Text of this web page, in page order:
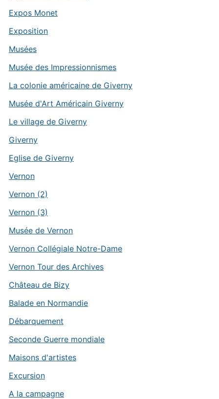
Expos Monet
Exposition
Musées
Musée des Impressionnismes
La colonie américaine de Giverny
Musée d'Art Américain Giverny
Le village de Giverny
Giverny
Eglise de Giverny
Vernon
Vernon (2)
Vernon (3)
Musée de Vernon
Vernon Collégiale Notre-Dame
Vernon Tour des Archives
Château de Bizy
Balade en Normandie
Débarquement
Seconde Guerre mondiale
Maisons d'artistes
Excursion
A la campagne